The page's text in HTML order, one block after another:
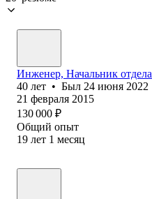
Инженер, Начальник отдела
40 лет • Был 24 июня 2022
21 февраля 2015
130 000 ₽
Общий опыт
19 лет 1 месяц